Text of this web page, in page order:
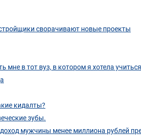
сворачивают новые проекты
мне в тот вуз, в котором я хотела учиться
кидалты?
зубы.
мужчины менее миллиона рублей